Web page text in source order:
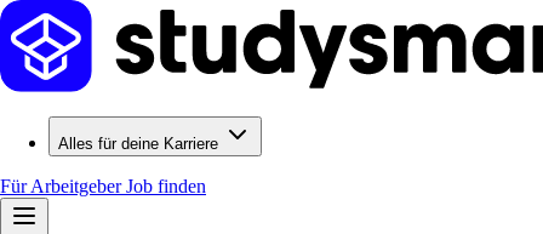
Alles für deine Karriere
Für ArbeitgeberJob finden